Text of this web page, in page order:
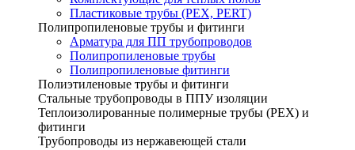
Пластиковые трубы (РЕХ, PERT)
Полипропиленовые трубы и фитинги
Арматура для ПП трубопроводов
Полипропиленовые трубы
Полипропиленовые фитинги
Полиэтиленовые трубы и фитинги
Стальные трубопроводы в ППУ изоляции
Теплоизолированные полимерные трубы (РЕХ) и
фитинги
Трубопроводы из нержавеющей стали